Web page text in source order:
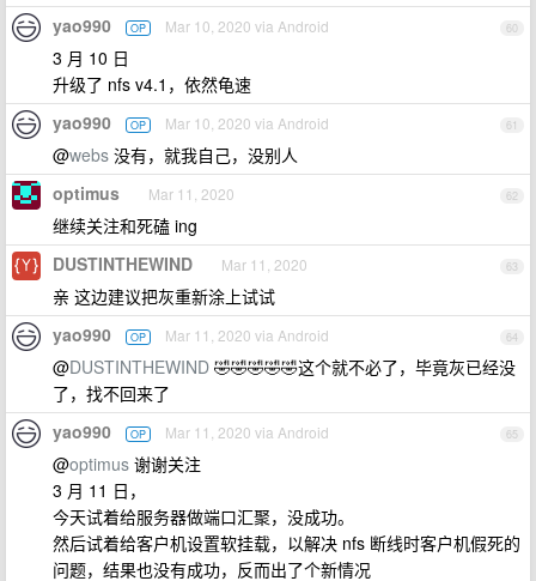
60
yao990 OP Mar 10, 2020 via Android
3 月 10 日
升级了 nfs v4.1，依然龟速
61
yao990 OP Mar 10, 2020 via Android
@webs 没有，就我自己，没别人
62
optimus Mar 11, 2020
继续关注和死磕 ing
63
DUSTINTHEWIND Mar 11, 2020
亲 这边建议把灰重新涂上试试
64
yao990 OP Mar 11, 2020 via Android
@DUSTINTHEWIND 🤣🤣🤣🤣🤣这个就不必了，毕竟灰已经没
了，找不回来了
65
yao990 OP Mar 11, 2020 via Android
@optimus 谢谢关注
3 月 11 日，
今天试着给服务器做端口汇聚，没成功。
然后试着给客户机设置软挂载，以解决 nfs 断线时客户机假死的
问题，结果也没有成功，反而出了个新情况